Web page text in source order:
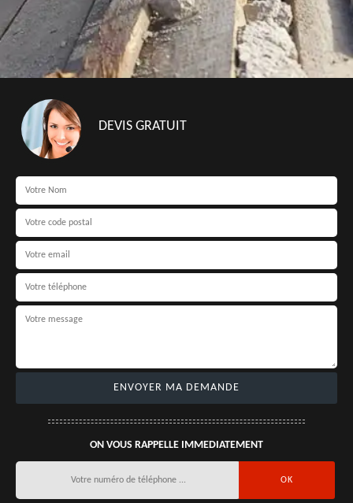
DEVIS GRATUIT
ON VOUS RAPPELLE IMMEDIATEMENT